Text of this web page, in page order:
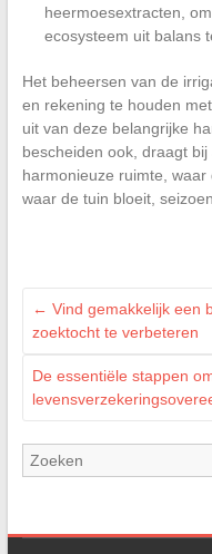
heermoesextracten,
ecosysteem uit balans
Het beheersen van de
en rekening te houden
uit van deze belangrijke
bescheiden ook, draagt
harmonieuze ruimte,
waar de tuin bloeit,
← Vind gemakkelijk een
zoektocht te verbeteren
De essentiële stappen